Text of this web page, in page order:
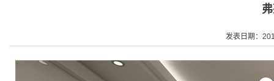
发表日期：